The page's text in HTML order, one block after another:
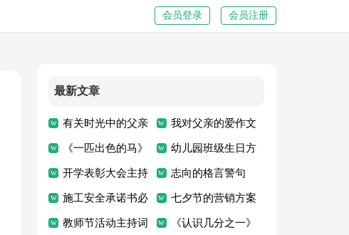
会员登录 会员注册
最新文章
有关时光中的父亲
的作文优秀
我对父亲的爱作文
《一匹出色的马》
教学设计
幼儿园班级生日方
案
开学表彰大会主持
词
志向的格言警句
施工安全承诺书必
备[15篇]
七夕节的营销方案
教师节活动主持词 《认识几分之一》